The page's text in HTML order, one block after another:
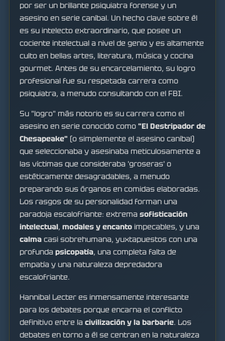
por ser un brillante psiquiatra forense y un
asesino en serie caníbal. Un hecho clave sobre él
es su intelecto extraordinario, que posee un
cociente intelectual a nivel de genio y es altamente
culto en bellas artes, literatura, música y cocina
gourmet. Antes de su encarcelamiento, su logro
profesional fue su respetada carrera como
psiquiatra, a menudo consultando con el FBI.
Su "logro" más notorio es su carrera como el
asesino en serie conocido como "El Destripador de
Chesapeake" (o simplemente el asesino caníbal)
que seleccionaba y asesinaba meticulosamente a
las víctimas que consideraba 'groseras' o
estéticamente desagradables, a menudo
preparando sus órganos en comidas elaboradas.
Los rasgos de su personalidad forman una
paradoja escalofriante: extrema sofisticación
intelectual, modales y encanto impecables, y una
calma casi sobrehumana, yuxtapuestos con una
profunda psicopatía, una completa falta de
empatía y una naturaleza depredadora
escalofriante.
Hannibal Lecter es inmensamente interesante
para los debates porque encarna el conflicto
definitivo entre la civilización y la barbarie. Los
debates en torno a él se centran en la naturaleza